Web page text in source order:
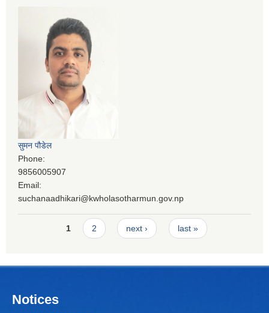
सुमन पौडेल
Phone:
9856005907
Email:
suchanaadhikari@kwholasotharmun.gov.np
Pages1 2 next › last »
Notices